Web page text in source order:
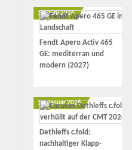
12. Juni 2026
Fendt Apero Activ 465
GE: mediterran und
modern (2027)
17. Januar 2026
Dethleffs c.fold:
nachhaltiger Klapp-